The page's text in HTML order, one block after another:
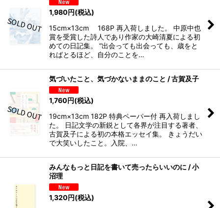
1,980円(税込)
15cm×13cm 168P 再入荷しました。 中原中也
賞を受賞した詩人であり作家の大崎清夏による初
めての日記集。 “出会っても出会っても、歳をと
ればとるほど、自分のことを…
気づいたこと、気づかないままのこと / 古賀及子
1,760円(税込)
19cm×13cm 182P 特典ペーパー付 再入荷しまし
た。 日記文学の新鋭として各界が注目する著者、
古賀及子による初の本格エッセイ集。 きょうだい
で大笑いしたこと。入院、…
みんなもっと日記を書いて売ったらいいのに / 小
沼理
1,320円(税込)